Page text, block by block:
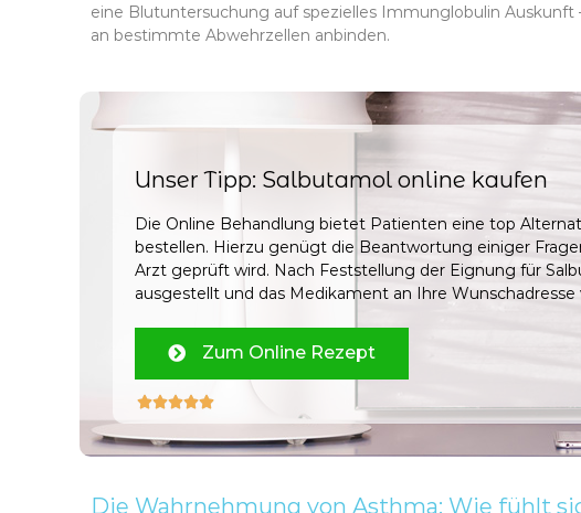
eine Blutuntersuchung auf spezielles Immunglobulin Auskunft
an bestimmte Abwehrzellen anbinden.
Unser Tipp: Salbutamol online kaufen
Die Online Behandlung bietet Patienten eine top
bestellen. Hierzu genügt die Beantwortung einiger
Arzt geprüft wird. Nach Feststellung der Eignung für
ausgestellt und das Medikament an Ihre Wunschadresse
Zum Online Rezept

Die Wahrnehmung von Asthma: Wie fühlt